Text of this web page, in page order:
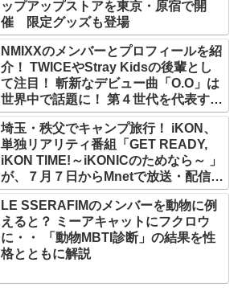
ップアップストアを東京・原宿で開
催 限定グッズも登場
NMIXXのメンバーとプロフィールを紹
介！ TWICEやStray Kidsの後輩とし
て注目！ 斬新なデビュー曲「O.O」は
世界中で話題に！ 第４世代を代表する
美女ソリュンをはじめ、全員ビジュア
ルメンバーといわれるその魅力をチェ
ック
埼玉・秩父でキャンプ旅行！ iKON、
単独リアリティ番組「GET READY,
iKON TIME!～iKONICのためなら～ 」
が、７月７日からMnetで放送・配信ス
タート
LE SSERAFIMのメンバーを動物に例
えると？ ミーアキャットにフクロウ
に・・ 「動物MBTI診断」の結果を性
格とともに解説